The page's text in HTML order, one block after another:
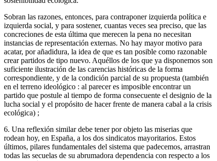
Sobran las razones, entonces, para contraponer izquierda política e
izquierda social, y para sostener, cuantas veces sea preciso, que las
concreciones de esta última que merecen la pena no necesitan
instancias de representación externas. No hay mayor motivo para
acatar, por añadidura, la idea de que es tan posible como razonable
crear partidos de tipo nuevo. Aquéllos de los que ya disponemos son
suficiente ilustración de las carencias históricas de la forma
correspondiente, y de la condición parcial de su propuesta (también
en el terreno ideológico : al parecer es imposible encontrar un
partido que postule al tiempo de forma consecuente el designio de la
lucha social y el propósito de hacer frente de manera cabal a la crisis
ecológica) ;
6. Una reflexión similar debe tener por objeto las miserias que
rodean hoy, en España, a los dos sindicatos mayoritarios. Estos
últimos, pilares fundamentales del sistema que padecemos, arrastran
todas las secuelas de su abrumadora dependencia con respecto a los